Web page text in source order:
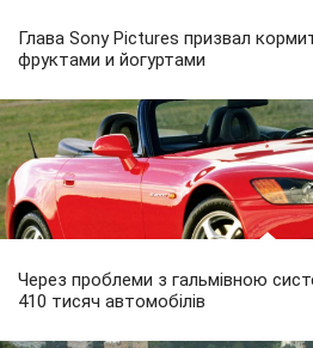
Глава Sony Pictures призвал
фруктами и йогуртами
Через проблеми з гальмівною
410 тисяч автомобілів